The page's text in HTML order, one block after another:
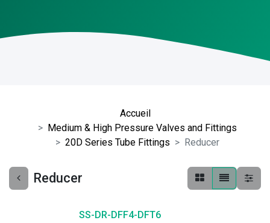
Accueil
Medium & High Pressure Valves and Fittings
20D Series Tube Fittings
Reducer
Reducer
SS-DR-DFF4-DFT6